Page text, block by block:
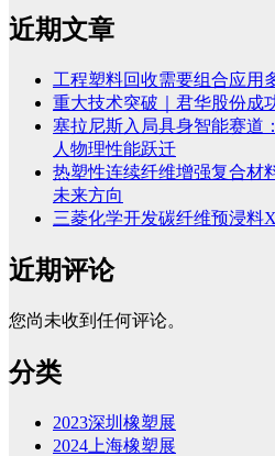
近期文章
工程塑料回收需要组合应用
重大技术突破｜君华股份成
塞拉尼斯入局具身智能赛道
人物理性能跃迁
热塑性连续纤维增强复合材
未来方向
三菱化学开发碳纤维预浸料
近期评论
您尚未收到任何评论。
分类
2023深圳橡塑展
2024上海橡塑展